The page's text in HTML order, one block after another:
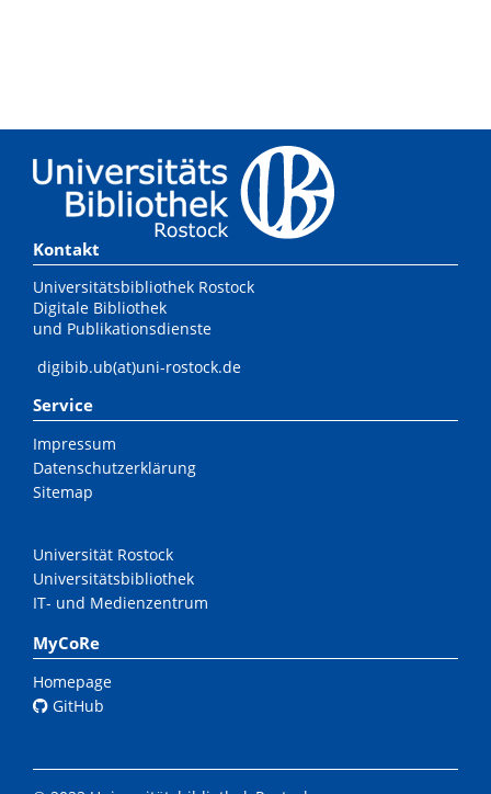
Kontakt
Universitätsbibliothek Rostock
Digitale Bibliothek
und Publikationsdienste
digibib.ub(at)uni-rostock.de
Service
Impressum
Datenschutzerklärung
Sitemap
Universität Rostock
Universitätsbibliothek
IT- und Medienzentrum
MyCoRe
Homepage
GitHub